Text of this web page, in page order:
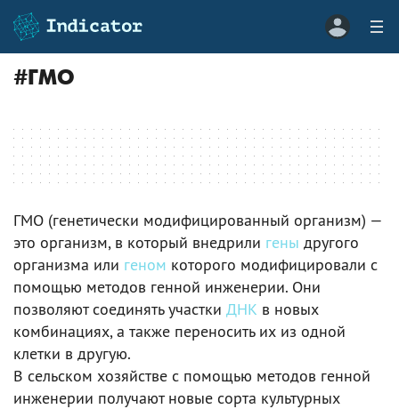
#ГМО
ГМО (генетически модифицированный организм) ­—
это организм, в который внедрили гены другого
организма или геном которого модифицировали с
помощью методов генной инженерии. Они
позволяют соединять участки ДНК в новых
комбинациях, а также переносить их из одной
клетки в другую.
В сельском хозяйстве с помощью методов генной
инженерии получают новые сорта культурных